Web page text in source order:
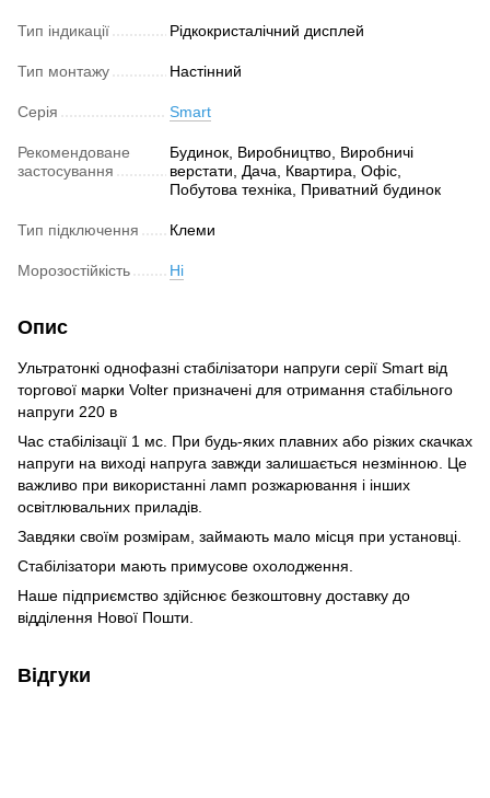
Тип індикації Рідкокристалічний дисплей
Тип монтажу Настінний
Серія Smart
Рекомендоване
застосування
Будинок, Виробництво, Виробничі
верстати, Дача, Квартира, Офіс,
Побутова техніка, Приватний будинок
Тип підключення Клеми
Морозостійкість Ні
Опис
Ультратонкі однофазні стабілізатори напруги серії Smart від
торгової марки Volter призначені для отримання стабільного
напруги 220 в
Час стабілізації 1 мс. При будь-яких плавних або різких скачках
напруги на виході напруга завжди залишається незмінною. Це
важливо при використанні ламп розжарювання і інших
освітлювальних приладів.
Завдяки своїм розмірам, займають мало місця при установці.
Стабілізатори мають примусове охолодження.
Наше підприємство здійснює безкоштовну доставку до
відділення Нової Пошти.
Відгуки